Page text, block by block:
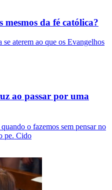
mesmos da fé católica?
aterem ao que os Evangelhos
ao passar por uma
o fazemos sem pensar no
pe. Cido